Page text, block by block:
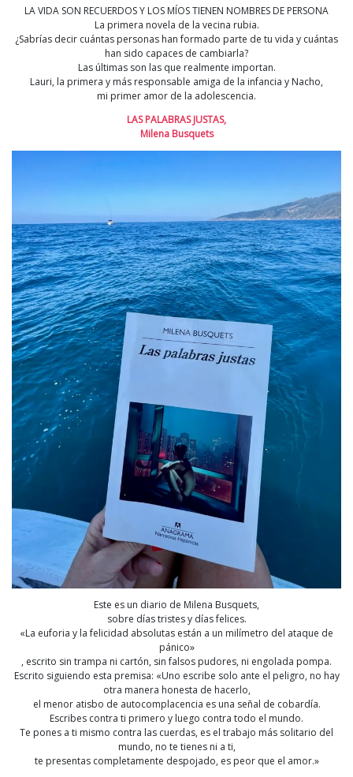
LA VIDA SON RECUERDOS Y LOS MÍOS TIENEN NOMBRES DE PERSONA
La primera novela de la vecina rubia.
¿Sabrías decir cuántas personas han formado parte de tu vida y cuántas
han sido capaces de cambiarla?
Las últimas son las que realmente importan.
Lauri, la primera y más responsable amiga de la infancia y Nacho,
mi primer amor de la adolescencia.
LAS PALABRAS JUSTAS,
Milena Busquets
Este es un diario de Milena Busquets,
sobre días tristes y días felices.
«La euforia y la felicidad absolutas están a un milímetro del ataque de
pánico»
, escrito sin trampa ni cartón, sin falsos pudores, ni engolada pompa.
Escrito siguiendo esta premisa: «Uno escribe solo ante el peligro, no hay
otra manera honesta de hacerlo,
el menor atisbo de autocomplacencia es una señal de cobardía.
Escribes contra ti primero y luego contra todo el mundo.
Te pones a ti mismo contra las cuerdas, es el trabajo más solitario del
mundo, no te tienes ni a ti,
te presentas completamente despojado, es peor que el amor.»